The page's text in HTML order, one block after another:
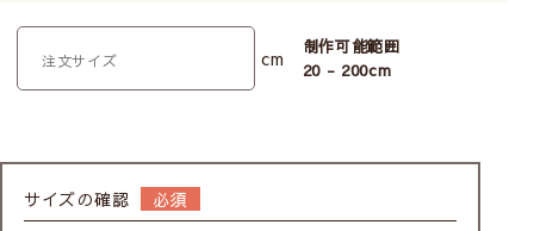
cm
制作可能範囲
20 - 200cm
サイズの確認